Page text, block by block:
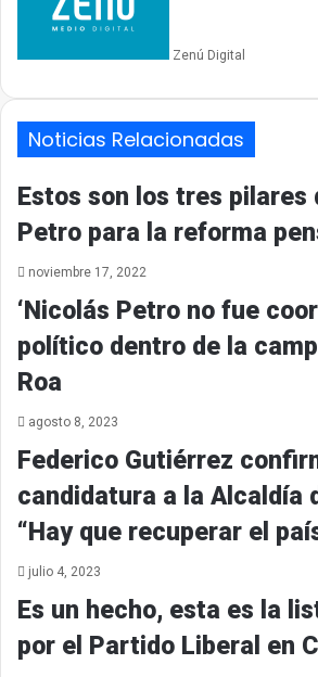
Zenú Digital
Noticias Relacionadas
Estos son los tres pilares
Petro para la reforma
noviembre 17, 2022
‘Nicolás Petro no fue
político dentro de la
Roa
agosto 8, 2023
Federico Gutiérrez
candidatura a la Alcaldía
“Hay que recuperar el
julio 4, 2023
Es un hecho, esta es la
por el Partido Liberal en